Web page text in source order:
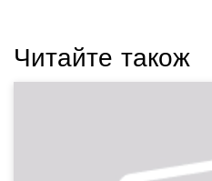
Читайте також